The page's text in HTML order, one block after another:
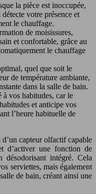
la pièce est inoccupée,
votre présence et
le chauffage.
de moisissures,
et confortable, grâce au
le chauffage
quel que soit le
de température ambiante,
dans la salle de bain.
à vos habitudes, car le
et anticipe vos
l’heure habituelle de
capteur olfactif capable
d’activer une fonction de
désodorisant intégré. Cela
serviettes, mais également
de bain, créant ainsi une